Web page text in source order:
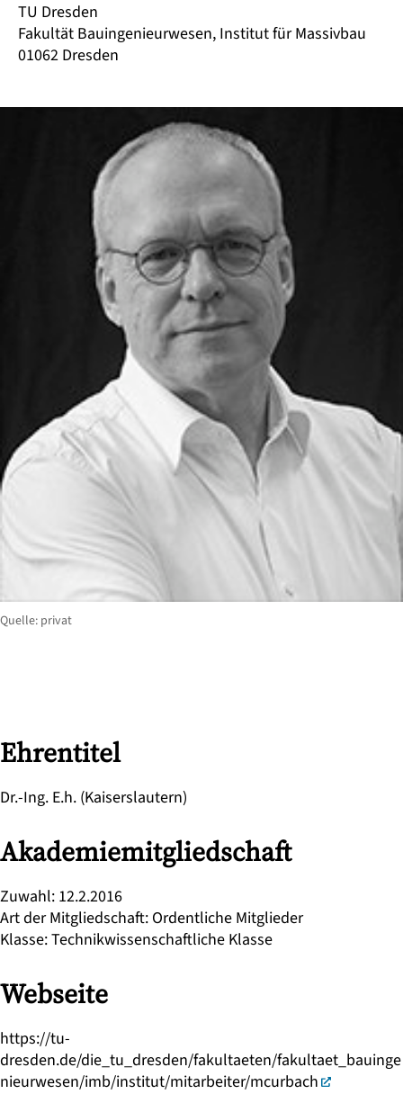
Ehrentitel
Dr.-Ing. E.h. (Kaiserslautern)
Akademiemitgliedschaft
Zuwahl: 12.2.2016
Art der Mitgliedschaft: Ordentliche Mitglieder
Klasse:Technikwissenschaftliche Klasse
Webseite
https://tu-
dresden.de/die_tu_dresden/fakultaeten/fakultaet_bauinge
nieurwesen/imb/institut/mitarbeiter/mcurbach
TU Dresden
Fakultät Bauingenieurwesen, Institut für Massivbau
01062 Dresden
Quelle: privat